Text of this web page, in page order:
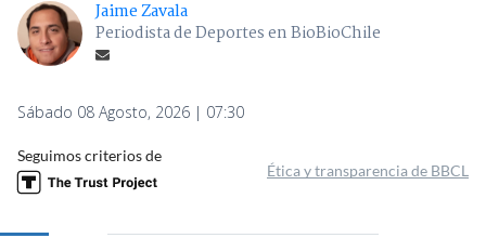
Jaime Zavala
Periodista de Deportes en BioBioChile
Sábado 08 Agosto, 2026 | 07:30
Seguimos criterios de
Ética y transparencia de BBCL